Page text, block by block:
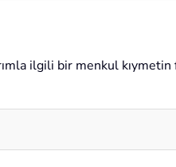
ilgili bir menkul kıymetin